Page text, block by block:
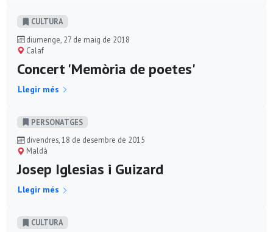
CULTURA
diumenge, 27 de maig de 2018
Calaf
Concert 'Memòria de poetes'
Llegir més
PERSONATGES
divendres, 18 de desembre de 2015
Maldà
Josep Iglesias i Guizard
Llegir més
CULTURA